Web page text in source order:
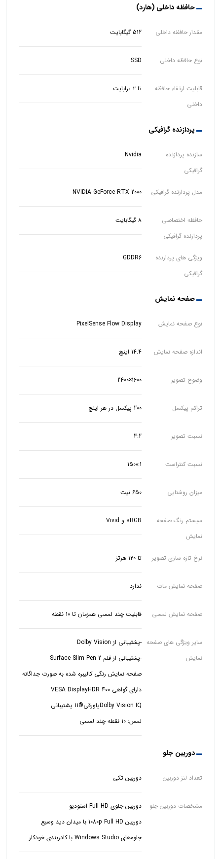
حافظه داخلی (هارد)
مقدار حافظه داخلی 512 گیگابایت
نوع حافظه داخلی SSD
قابلیت ارتقاء حافظه
داخلی
تا ۲ ترابایت
پردازنده گرافیکی
سازنده پردازنده
گرافیکی
Nvidia
مدل پردازنده گرافیکی NVIDIA GeForce RTX 2000
حافظه اختصاصی
پردازنده گرافیکی
8 گیگابایت
ویژگی های پردارنده
گرافیکی
GDDR6
صفحه نمایش
نوع صفحه نمایش PixelSense Flow Display
اندازه صفحه نمایش 14.4 اینچ
وضوح تصویر 1600×2400
تراکم پیکسل 200 پیکسل در هر اینچ
نسبت تصویر 3:2
نسبت کنتراست 1500:1
میزان روشنایی 650 نیت
سیستم رنگ صفحه
نمایش
sRGB و Vivid
نرخ تازه سازی تصویر تا ۱۲۰ هرتز
صفحه نمایش مات ندارد
صفحه نمایش لمسی قابلیت چند لمسی همزمان تا 10 نقطه
سایر ویژگی های صفحه
نمایش
-پشتیبانی از Dolby Vision
صفحه نمایش رنگی کالیبره شده به صورت جداگانه
دارای گواهی VESA DisplayHDR 400
لمس: 10 نقطه چند لمسی
دوربین جلو
تعداد لنز دوربین دوربین تکی
مشخصات دوربین جلو
جلوه‌های Windows Studio با کادربندی خودکار